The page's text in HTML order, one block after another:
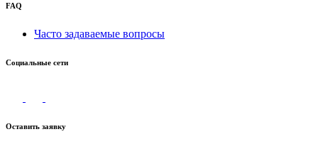
FAQ
Часто задаваемые вопросы
Социальные сети
Оставить заявку